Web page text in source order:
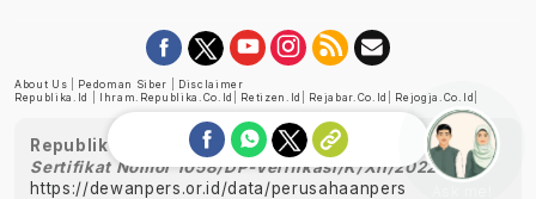
About Us Pedoman Siber
Disclaimer
Republika.id
Ihram.republika.co.id Retizen.id Rejabar.co.id Rejogja.co.id
Republika telah diverifikasi oleh Dewan Pers
Sertifikat Nomor 1058/DP-Verifikasi/K/XII/2022
https://dewanpers.or.id/data/perusahaanpers